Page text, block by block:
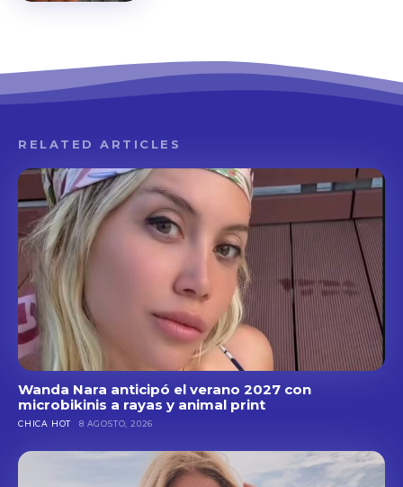
RELATED ARTICLES
Wanda Nara anticipó el verano 2027 con
microbikinis a rayas y animal print
CHICA HOT 8 AGOSTO, 2026